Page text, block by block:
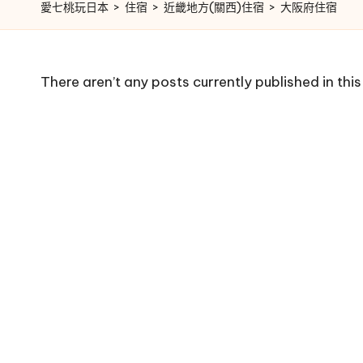
愛七桃玩日本 > 住宿 > 近畿地方(關西)住宿 > 大阪府住宿
There aren’t any posts currently published in